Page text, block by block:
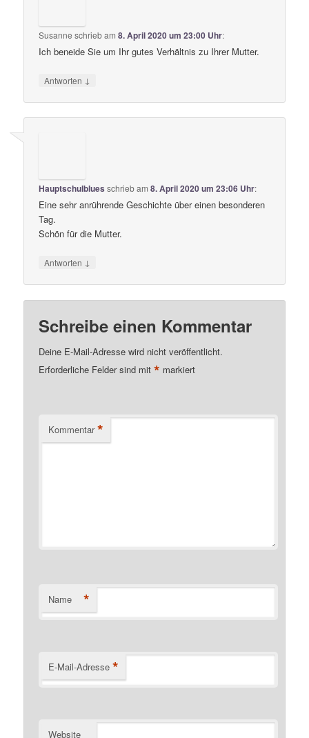
Susanne schriebam8. April 2020 um 23:00 Uhr:
Ich beneide Sie um Ihr gutes Verhältnis zu Ihrer Mutter.
Antworten ↓
Hauptschulblues schriebam8. April 2020 um 23:06 Uhr:
Eine sehr anrührende Geschichte über einen besonderen
Tag.
Schön für die Mutter.
Antworten ↓
Schreibe einen Kommentar
Deine E-Mail-Adresse wird nicht veröffentlicht.
Erforderliche Felder sind mit* markiert
Kommentar *
Name *
E-Mail-Adresse *
Website